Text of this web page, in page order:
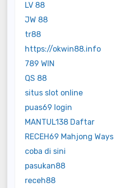
LV 88
JW 88
tr88
https://okwin88.info
789 WIN
QS 88
situs slot online
puas69 login
MANTUL138 Daftar
RECEH69 Mahjong Ways
coba di sini
pasukan88
receh88